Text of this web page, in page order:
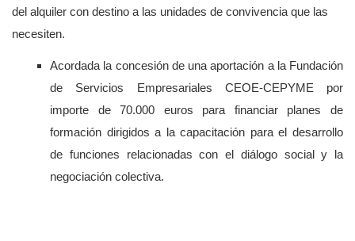
del alquiler con destino a las unidades de convivencia que las
necesiten.
Acordada la concesión de una aportación a la Fundación
de Servicios Empresariales CEOE-CEPYME por
importe de 70.000 euros para financiar planes de
formación dirigidos a la capacitación para el desarrollo
de funciones relacionadas con el diálogo social y la
negociación colectiva.